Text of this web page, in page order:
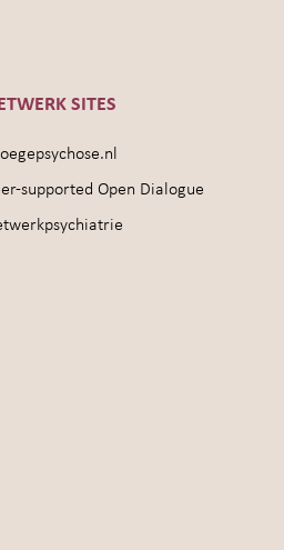
SITES
supported Open Dialogue